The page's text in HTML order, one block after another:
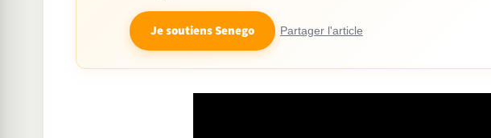
Je soutiens Senego Partager l'article